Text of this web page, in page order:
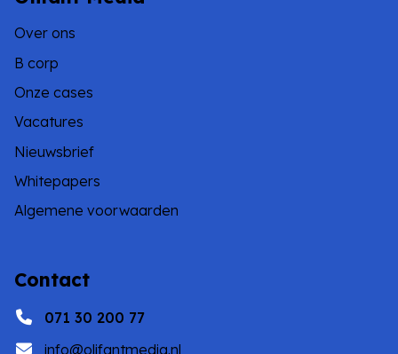
Over ons
B corp
Onze cases
Vacatures
Nieuwsbrief
Whitepapers
Algemene voorwaarden
Contact
071 30 200 77
info@olifantmedia.nl